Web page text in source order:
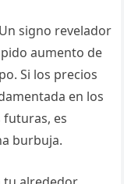
signo revelador
aumento de
Si los precios
en los
futuras, es
burbuja.